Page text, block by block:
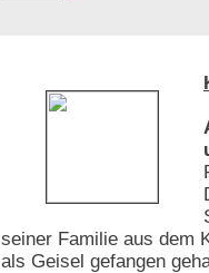
seiner Familie aus dem
als Geisel gefangen